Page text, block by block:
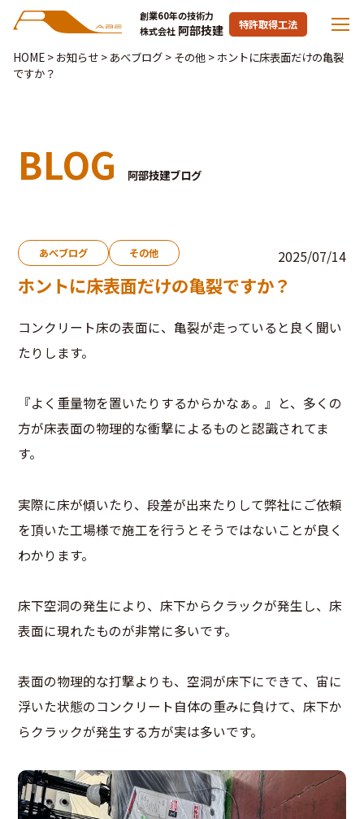
創業60年の技術力
株式会社 阿部技建 特許取得工法
HOME> お知らせ> あべブログ> その他> ホントに床表面だけの亀裂
ですか？
BLOG 阿部技建ブログ
あべブログ その他 2025/07/14
ホントに床表面だけの亀裂ですか？
コンクリート床の表面に、亀裂が走っていると良く聞い
たりします。
『よく重量物を置いたりするからかなぁ。』と、多くの
方が床表面の物理的な衝撃によるものと認識されてま
す。
実際に床が傾いたり、段差が出来たりして弊社にご依頼
を頂いた工場様で施工を行うとそうではないことが良く
わかります。
床下空洞の発生により、床下からクラックが発生し、床
表面に現れたものが非常に多いです。
表面の物理的な打撃よりも、空洞が床下にできて、宙に
浮いた状態のコンクリート自体の重みに負けて、床下か
らクラックが発生する方が実は多いです。